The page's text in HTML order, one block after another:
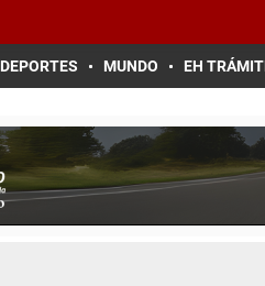
DEPORTES MUNDO EH